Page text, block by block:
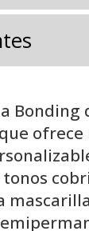
Bonding